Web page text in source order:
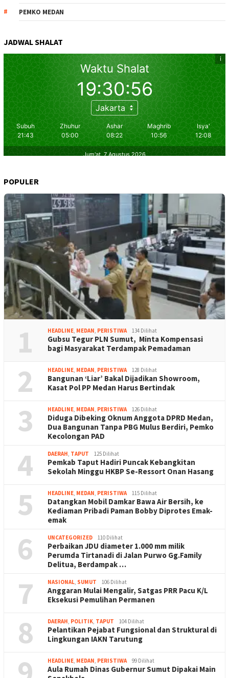
PEMKO MEDAN
JADWAL SHALAT
POPULER
1 HEADLINE, MEDAN, PERISTIWA 134 Dilihat
Gubsu Tegur PLN Sumut, Minta Kompensasi
bagi Masyarakat Terdampak Pemadaman
2 HEADLINE, MEDAN, PERISTIWA 128 Dilihat
Bangunan ‘Liar’ Bakal Dijadikan Showroom,
Kasat Pol PP Medan Harus Bertindak
3 HEADLINE, MEDAN, PERISTIWA 126 Dilihat
Diduga Dibeking Oknum Anggota DPRD Medan,
Dua Bangunan Tanpa PBG Mulus Berdiri, Pemko
Kecolongan PAD
4 DAERAH, TAPUT 125 Dilihat
Pemkab Taput Hadiri Puncak Kebangkitan
Sekolah Minggu HKBP Se-Ressort Onan Hasang
5 HEADLINE, MEDAN, PERISTIWA 115 Dilihat
Datangkan Mobil Damkar Bawa Air Bersih, ke
Kediaman Pribadi Paman Bobby Diprotes Emak-
emak
6 UNCATEGORIZED 110 Dilihat
Perbaikan JDU diameter 1.000 mm milik
Perumda Tirtanadi di Jalan Purwo Gg.Family
Delitua, Berdampak …
7 NASIONAL, SUMUT 106 Dilihat
Anggaran Mulai Mengalir, Satgas PRR Pacu K/L
Eksekusi Pemulihan Permanen
8 DAERAH, POLITIK, TAPUT 104 Dilihat
Pelantikan Pejabat Fungsional dan Struktural di
Lingkungan IAKN Tarutung
HEADLINE, MEDAN, PERISTIWA 99 Dilihat
Aula Rumah Dinas Gubernur Sumut Dipakai Main